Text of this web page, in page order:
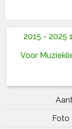
2015 - 2025
Voor
Foto